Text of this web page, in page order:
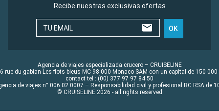
Recibe nuestras exclusivas ofertas
TU EMAIL OK
Agencia de viajes especializada crucero – CRUISELINE
rue du gabian Les flots bleus MC 98 000 Monaco SAM con un capital de 150 000
contact tel : (00) 377 97 97 84 50
de viajes n° 006 02 0007 – Responsabilidad civil y profesional RC RSA de
© CRUISELINE 2026 - all rights reserved